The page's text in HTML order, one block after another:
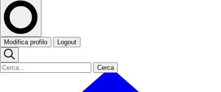
Modifica profilo Logout
Cerca